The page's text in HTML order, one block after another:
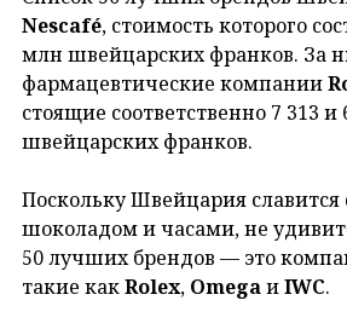
Nescafé, стоимость которого
млн швейцарских франков. За
фармацевтические компании
стоящие соответственно 7 313 и
швейцарских франков.
Поскольку Швейцария
шоколадом и часами, не
50 лучших брендов — это
такие какRolex, OmegaиIWC.